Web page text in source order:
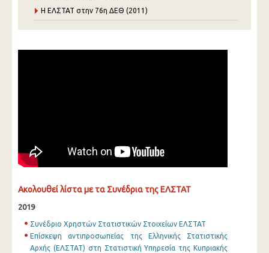
Η ΕΛΣΤΑΤ στην 76η ΔΕΘ (2011)
Ακολουθεί λίστα με τα Συνέδρια της ΕΛΣΤΑΤ
2019
Συνέδριο Χρηστών Στατιστικών Στοιχείων ΕΛΣΤΑΤ
Επίσκεψη αντιπροσωπείας της Ελληνικής Στατιστικής
Αρχής (ΕΛΣΤΑΤ) στη Στατιστική Υπηρεσία της Κυπριακής